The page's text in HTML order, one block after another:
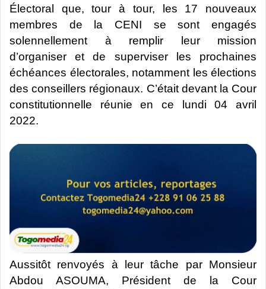
Électoral que, tour à tour, les 17 nouveaux
membres de la CENI se sont engagés
solennellement à remplir leur mission
d’organiser et de superviser les prochaines
échéances électorales, notamment les élections
des conseillers régionaux. C’était devant la Cour
constitutionnelle réunie en ce lundi 04 avril
2022.
Aussitôt renvoyés à leur tâche par Monsieur
Abdou ASOUMA, Président de la Cour